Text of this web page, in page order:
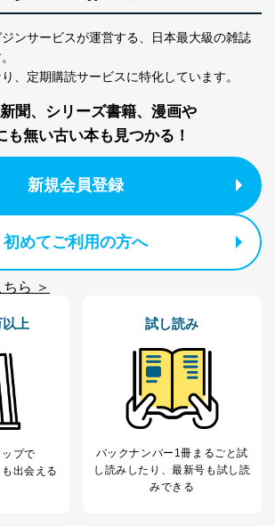
ンサービスが運営する、
日本最大級の雑誌
、 定期購読サービスに特化しています。
聞、シリーズ書籍、漫画や
も無い古い本も見つかる！
新規会員登録
初めてご利用の方へ
ら ＞
上
プで
出会える
試し読み
バックナンバー1冊まるごと試
し読み したり、最新号も試し読
みできる